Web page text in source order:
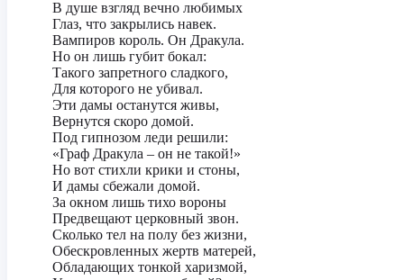
В душе взгляд вечно любимых
Глаз, что закрылись навек.
Вампиров король. Он Дракула.
Но он лишь губит бокал:
Такого запретного сладкого,
Для которого не убивал.
Эти дамы останутся живы,
Вернутся скоро домой.
Под гипнозом леди решили:
«Граф Дракула – он не такой!»
Но вот стихли крики и стоны,
И дамы сбежали домой.
За окном лишь тихо вороны
Предвещают церковный звон.
Сколько тел на полу без жизни,
Обескровленных жертв матерей,
Обладающих тонкой харизмой,